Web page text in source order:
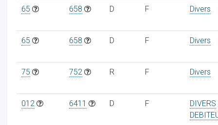
65 658 D F Divers
65 658 D F Divers
75 752 R F Divers
012 6411 D F
DIVERS